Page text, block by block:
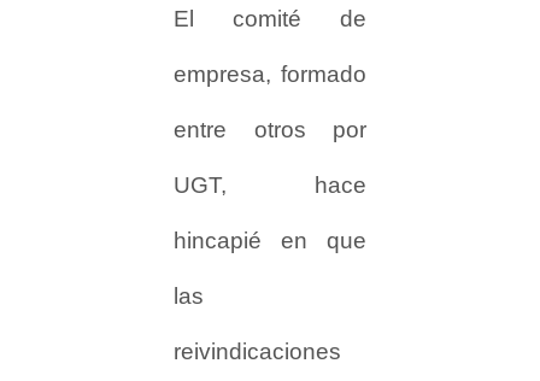
El comité de
empresa, formado
entre otros por
UGT, hace
hincapié en que
las
reivindicaciones